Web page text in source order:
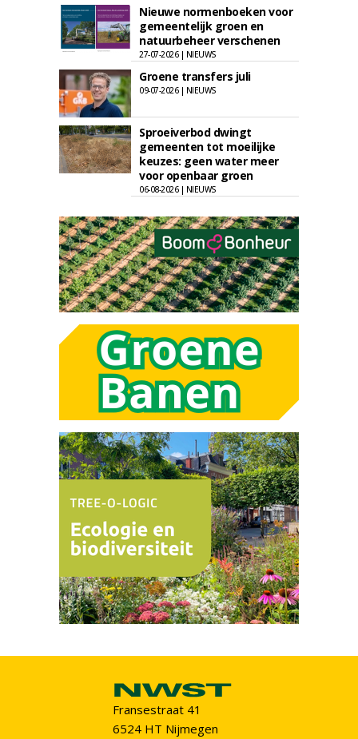
Nieuwe normenboeken voor
gemeentelijk groen en
natuurbeheer verschenen
27-07-2026 | NIEUWS
Groene transfers juli
09-07-2026 | NIEUWS
Sproeiverbod dwingt
gemeenten tot moeilijke
keuzes: geen water meer
voor openbaar groen
06-08-2026 | NIEUWS
Fransestraat 41
6524 HT Nijmegen